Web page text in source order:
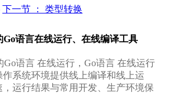
下一节 ： 类型转换
Go语言在线运行、在线编译工具
语言 在线运行，Go语言 在线运行
作系统环境提供线上编译和线上运
运行结果与常用开发、生产环境保